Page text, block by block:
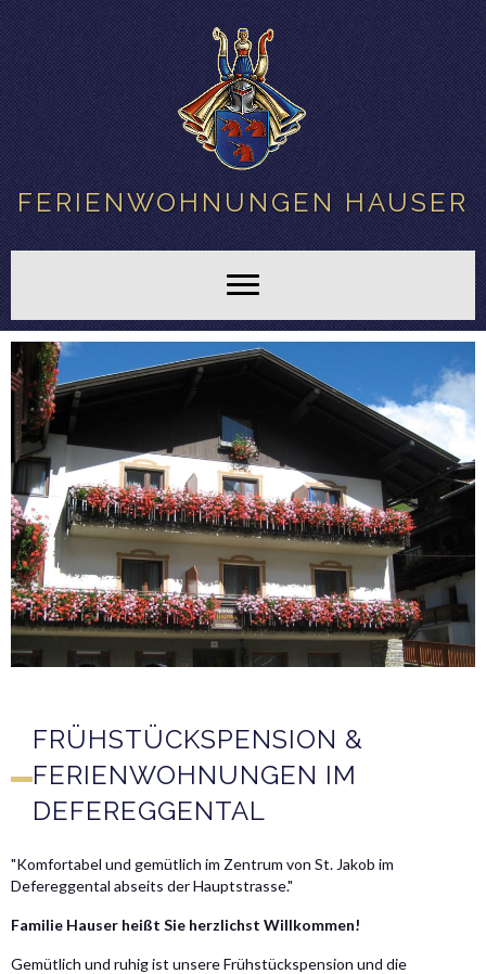
FERIENWOHNUNGEN HAUSER
FRÜHSTÜCKSPENSION &
FERIENWOHNUNGEN IM
DEFEREGGENTAL
"Komfortabel und gemütlich im Zentrum von St. Jakob im
Defereggental abseits der Hauptstrasse."
Familie Hauser heißt Sie herzlichst Willkommen!
Gemütlich und ruhig ist unsere Frühstückspension und die